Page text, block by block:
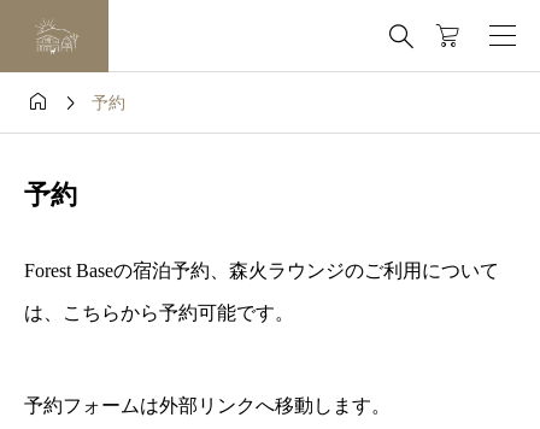

  予約
予約
Forest Baseの宿泊予約、森火ラウンジのご利用について
は、こちらから予約可能です。
予約フォームは外部リンクへ移動します。